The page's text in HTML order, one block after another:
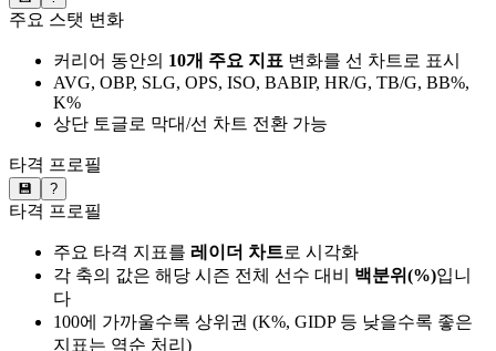
주요 스탯 변화
커리어 동안의 10개 주요 지표 변화를 선 차트로 표시
AVG, OBP, SLG, OPS, ISO, BABIP, HR/G, TB/G, BB%,
K%
상단 토글로 막대/선 차트 전환 가능
타격 프로필
💾 ?
타격 프로필
주요 타격 지표를 레이더 차트로 시각화
각 축의 값은 해당 시즌 전체 선수 대비 백분위(%)입니
다
100에 가까울수록 상위권 (K%, GIDP 등 낮을수록 좋은
지표는 역순 처리)